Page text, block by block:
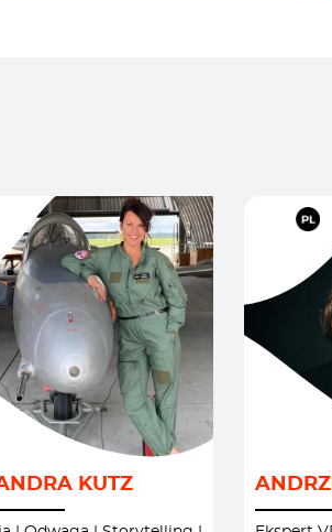
KUTZ
KOSMOS /
MEDIA /
AI I